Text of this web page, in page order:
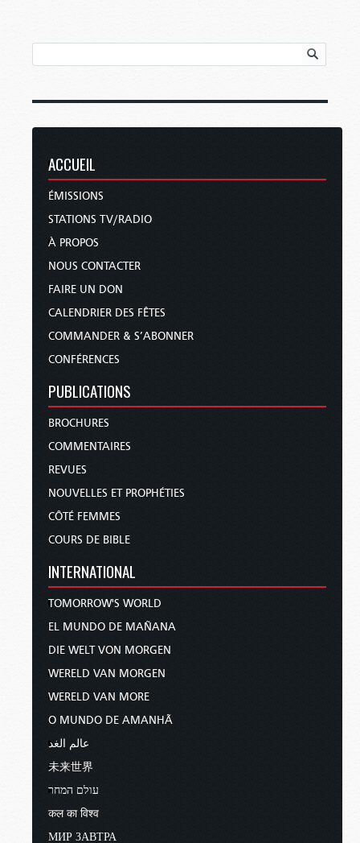
ACCUEIL
ÉMISSIONS
STATIONS TV/RADIO
À PROPOS
NOUS CONTACTER
FAIRE UN DON
CALENDRIER DES FÊTES
COMMANDER & S’ABONNER
CONFÉRENCES
PUBLICATIONS
BROCHURES
COMMENTAIRES
REVUES
NOUVELLES ET PROPHÉTIES
CÔTÉ FEMMES
COURS DE BIBLE
INTERNATIONAL
TOMORROW'S WORLD
EL MUNDO DE MAÑANA
DIE WELT VON MORGEN
WERELD VAN MORGEN
WERELD VAN MORE
O MUNDO DE AMANHÃ
عالم الغد
未来世界
עולם המחר
कल का विश्व
МИР ЗАВТРА